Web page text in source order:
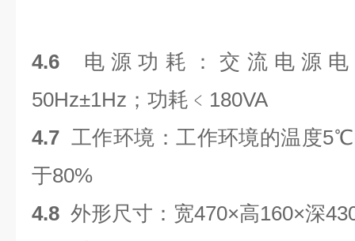
4.6 电源功耗：交流电源电
50Hz±1Hz；功耗﹤180VA
4.7 工作环境：工作环境的温度
于80%
4.8 外形尺寸：宽470×高160×深